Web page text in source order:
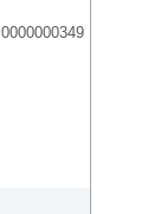
0000000349